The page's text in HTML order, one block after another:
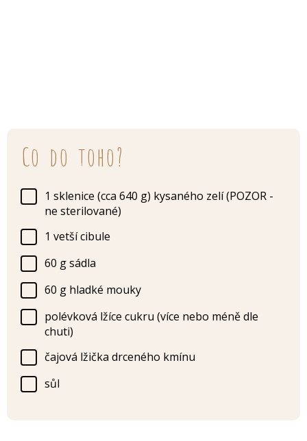
Co do toho?
1 sklenice (cca 640 g) kysaného zelí (POZOR -
ne sterilované)
1 vetší cibule
60 g sádla
60 g hladké mouky
polévková lžíce cukru (více nebo méně dle
chuti)
čajová lžička drceného kmínu
sůl